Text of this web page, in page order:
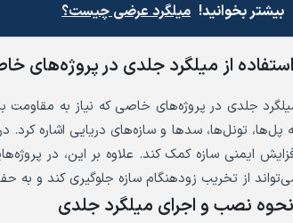
بیشتر بخوانید! میلگرد عرضی چیست؟
استفاده از میلگرد جلدی در پروژه‌های
جلدی در پروژه‌های خاصی که نیاز به مقاومت
پل‌ها، تونل‌ها، سدها و سازه‌های دریایی اشاره
ایمنی سازه کمک کند. علاوه بر این، در
از تخریب زودهنگام سازه جلوگیری کند و به
نحوه نصب و اجرای میلگرد جلدی